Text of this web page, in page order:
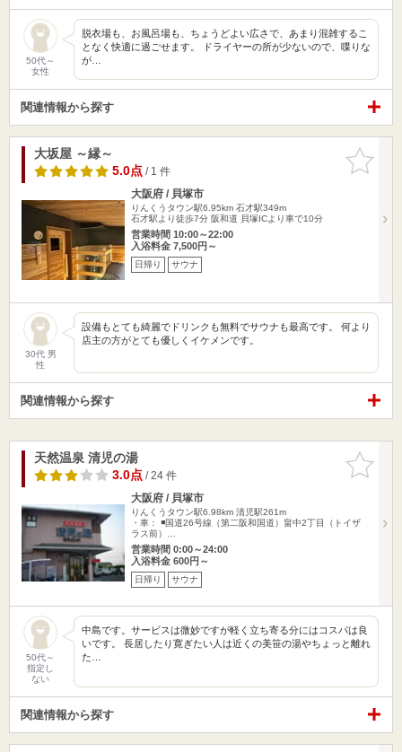
50代～
女性
脱衣場も、お風呂場も、ちょうどよい広さで、あまり混雑するこ
となく快適に過ごせます。 ドライヤーの所が少ないので、喋りな
が…
関連情報から探す
お気に入
りに追加
大坂屋 ～縁～
5.0点/ 1 件
大阪府 / 貝塚市
りんくうタウン駅6.95km 石才駅349m
石才駅より徒歩7分 阪和道 貝塚ICより車で10分
営業時間 10:00～22:00
入浴料金 7,500円～
日帰り サウナ
30代 男
性
設備もとても綺麗でドリンクも無料でサウナも最高です。 何より
店主の方がとても優しくイケメンです。
関連情報から探す
お気に入
りに追加
天然温泉 清児の湯
3.0点/ 24 件
大阪府 / 貝塚市
りんくうタウン駅6.98km 清児駅261m
・車： ◾️国道26号線（第二阪和国道）畠中2丁目（トイザ
ラス前）…
営業時間 0:00～24:00
入浴料金 600円～
日帰り サウナ
50代～
指定し
ない
中島です。サービスは微妙ですが軽く立ち寄る分にはコスパは良
いです。 長居したり寛ぎたい人は近くの美笹の湯やちょっと離れ
た…
関連情報から探す